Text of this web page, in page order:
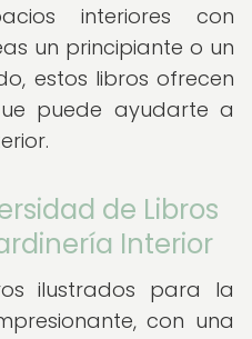
interiores con
un principiante o un
estos libros ofrecen
puede ayudarte a
de Libros
Interior
ilustrados para la
con una